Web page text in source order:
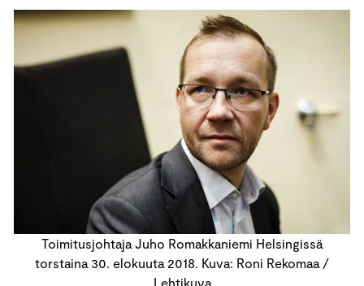
Toimitusjohtaja Juho Romakkaniemi Helsingissä
torstaina 30. elokuuta 2018. Kuva: Roni Rekomaa /
Lehtikuva